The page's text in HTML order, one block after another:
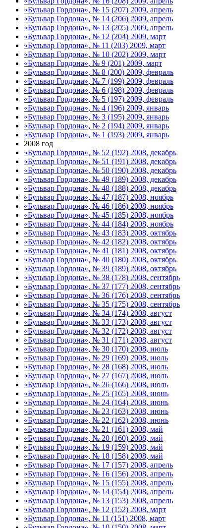
«Бульвар Гордона», № 15 (207) 2009, апрель
«Бульвар Гордона», № 14 (206) 2009, апрель
«Бульвар Гордона», № 13 (205) 2009, апрель
«Бульвар Гордона», № 12 (204) 2009, март
«Бульвар Гордона», № 11 (203) 2009, март
«Бульвар Гордона», № 10 (202) 2009, март
«Бульвар Гордона», № 9 (201) 2009, март
«Бульвар Гордона», № 8 (200) 2009, февраль
«Бульвар Гордона», № 7 (199) 2009, февраль
«Бульвар Гордона», № 6 (198) 2009, февраль
«Бульвар Гордона», № 5 (197) 2009, февраль
«Бульвар Гордона», № 4 (196) 2009, январь
«Бульвар Гордона», № 3 (195) 2009, январь
«Бульвар Гордона», № 2 (194) 2009, январь
«Бульвар Гордона», № 1 (193) 2009, январь
2008 год
«Бульвар Гордона», № 52 (192) 2008, декабрь
«Бульвар Гордона», № 51 (191) 2008, декабрь
«Бульвар Гордона», № 50 (190) 2008, декабрь
«Бульвар Гордона», № 49 (189) 2008, декабрь
«Бульвар Гордона», № 48 (188) 2008, декабрь
«Бульвар Гордона», № 47 (187) 2008, ноябрь
«Бульвар Гордона», № 46 (186) 2008, ноябрь
«Бульвар Гордона», № 45 (185) 2008, ноябрь
«Бульвар Гордона», № 44 (184) 2008, ноябрь
«Бульвар Гордона», № 43 (183) 2008, октябрь
«Бульвар Гордона», № 42 (182) 2008, октябрь
«Бульвар Гордона», № 41 (181) 2008, октябрь
«Бульвар Гордона», № 40 (180) 2008, октябрь
«Бульвар Гордона», № 39 (189) 2008, октябрь
«Бульвар Гордона», № 38 (178) 2008, сентябрь
«Бульвар Гордона», № 37 (177) 2008, сентябрь
«Бульвар Гордона», № 36 (176) 2008, сентябрь
«Бульвар Гордона», № 35 (175) 2008, сентябрь
«Бульвар Гордона», № 34 (174) 2008, август
«Бульвар Гордона», № 33 (173) 2008, август
«Бульвар Гордона», № 32 (172) 2008, август
«Бульвар Гордона», № 31 (171) 2008, август
«Бульвар Гордона», № 30 (170) 2008, июль
«Бульвар Гордона», № 29 (169) 2008, июль
«Бульвар Гордона», № 28 (168) 2008, июль
«Бульвар Гордона», № 27 (167) 2008, июль
«Бульвар Гордона», № 26 (166) 2008, июль
«Бульвар Гордона», № 25 (165) 2008, июнь
«Бульвар Гордона», № 24 (164) 2008, июнь
«Бульвар Гордона», № 23 (163) 2008, июнь
«Бульвар Гордона», № 22 (162) 2008, июнь
«Бульвар Гордона», № 21 (161) 2008, май
«Бульвар Гордона», № 20 (160) 2008, май
«Бульвар Гордона», № 19 (159) 2008, май
«Бульвар Гордона», № 18 (158) 2008, май
«Бульвар Гордона», № 17 (157) 2008, апрель
«Бульвар Гордона», № 16 (156) 2008, апрель
«Бульвар Гордона», № 15 (155) 2008, апрель
«Бульвар Гордона», № 14 (154) 2008, апрель
«Бульвар Гордона», № 13 (153) 2008, апрель
«Бульвар Гордона», № 12 (152) 2008, март
«Бульвар Гордона», № 11 (151) 2008, март